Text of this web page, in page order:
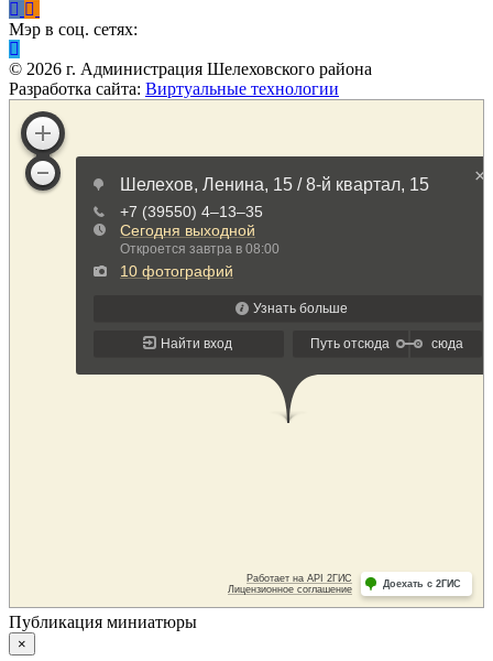
Мэр в соц. сетях:
© 2026 г. Администрация Шелеховского района
Разработка сайта: Виртуальные технологии
Публикация миниатюры
×